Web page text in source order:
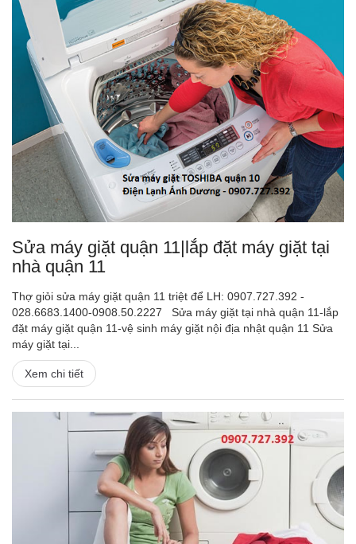
Sửa máy giặt quận 11|lắp đặt máy giặt tại
nhà quận 11
Thợ giỏi sửa máy giặt quận 11 triệt để LH: 0907.727.392 -
028.6683.1400-0908.50.2227 Sửa máy giặt tại nhà quận 11-lắp
đặt máy giặt quận 11-vệ sinh máy giặt nội địa nhật quận 11 Sửa
máy giặt tại...
Xem chi tiết